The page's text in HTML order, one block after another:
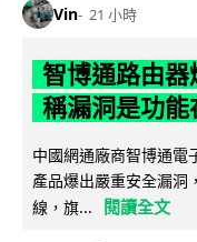
Vin 21 小時
智博通路由
稱漏洞是功能
中國網通廠商智博通
產品爆出嚴重安全漏洞
線，旗...
閱讀全文